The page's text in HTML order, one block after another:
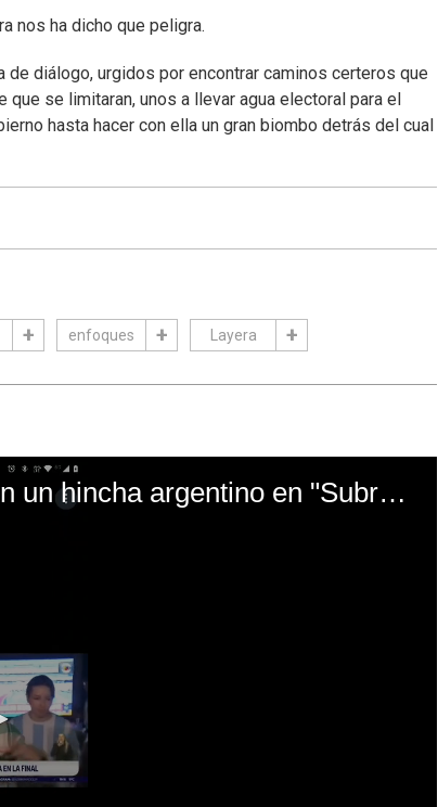
nos ha dicho que peligra.
diálogo, urgidos por encontrar caminos certeros que
se limitaran, unos a llevar agua electoral para el
hasta hacer con ella un gran biombo detrás del cual
enfoques Layera
El mal momento de Yanina Gasañol con un hincha argentino en "Subrayado"